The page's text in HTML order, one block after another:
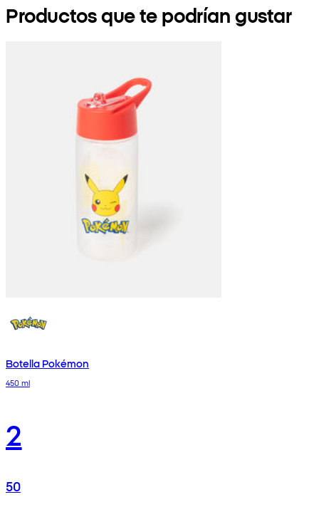
Productos que te podrían gustar
Botella Pokémon
450 ml
2
50